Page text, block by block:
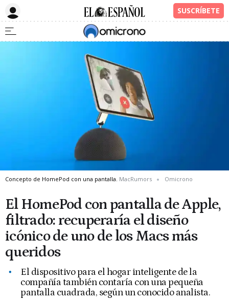
Concepto de HomePod con una pantalla. MacRumors Omicrono
El HomePod con pantalla de Apple,
filtrado: recuperaría el diseño
icónico de uno de los Macs más
queridos
El dispositivo para el hogar inteligente de la
compañía también contaría con una pequeña
pantalla cuadrada, según un conocido analista.